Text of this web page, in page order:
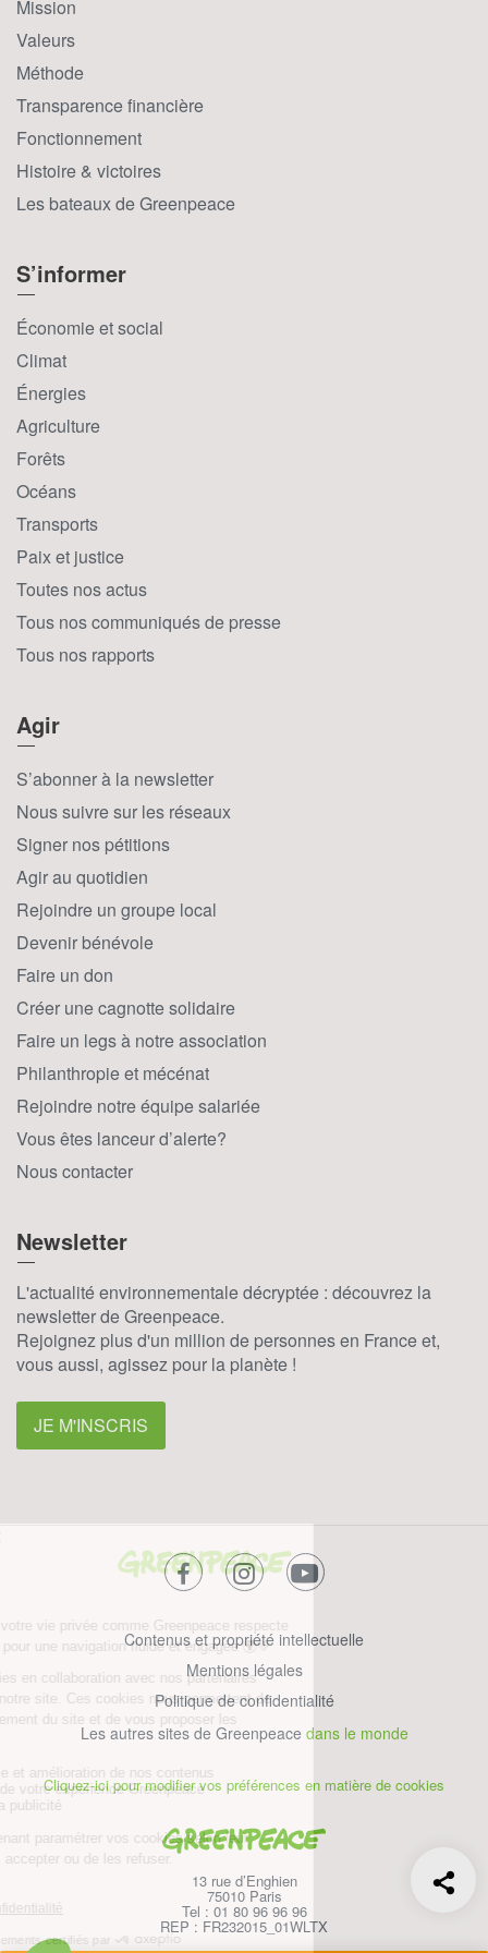
Mission
Valeurs
Méthode
Transparence financière
Fonctionnement
Histoire & victoires
Les bateaux de Greenpeace
S’informer
Économie et social
Climat
Énergies
Agriculture
Forêts
Océans
Transports
Paix et justice
Toutes nos actus
Tous nos communiqués de presse
Tous nos rapports
Agir
S’abonner à la newsletter
Nous suivre sur les réseaux
Signer nos pétitions
Agir au quotidien
Rejoindre un groupe local
Devenir bénévole
Faire un don
Créer une cagnotte solidaire
Faire un legs à notre association
Philanthropie et mécénat
Rejoindre notre équipe salariée
Vous êtes lanceur d’alerte?
Nous contacter
Newsletter
L'actualité environnementale décryptée : découvrez la
newsletter de Greenpeace.
Rejoignez plus d'un million de personnes en France et,
vous aussi, agissez pour la planète !
JE M'INSCRIS
facebookinstagramyoutube
Contenus et propriété intellectuelle
Mentions légales
Politique de confidentialité
Les autres sites de Greenpeace dans le monde
Cliquez-ici pour modifier vos préférences en matière de cookies
Greenpeace
13 rue d’Enghien
75010 Paris
Tel : 01 80 96 96 96
REP : FR232015_01WLTX